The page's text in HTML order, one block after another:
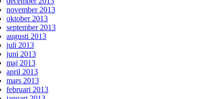
november 2013
oktober 2013
september 2013
augusti 2013
juli 2013
juni 2013
maj 2013
april 2013
mars 2013
februari 2013